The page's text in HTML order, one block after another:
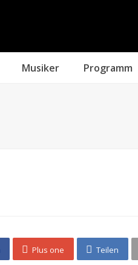
Musiker Programm
Plus one Teilen